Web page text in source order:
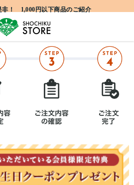
非！ 1,000円以下商品のご紹介